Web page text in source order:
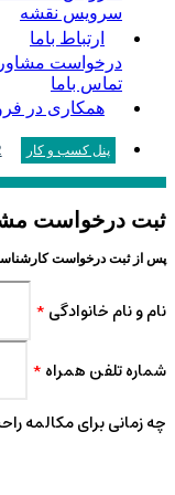
سرویس نقشه
ارتباط باما
درخواست
تماس باما
همکاری در
پنل کسب و کار
ثبت درخواست
پس از ثبت درخواست
نام و نام خانوادگی *
شماره تلفن همراه *
چه زمانی برای مکالمه